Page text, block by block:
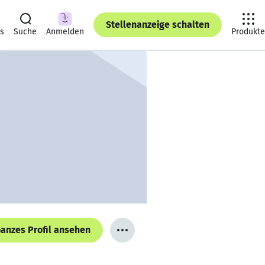
Suche Anmelden
Stellenanzeige schalten
Produkte
Profil ansehen